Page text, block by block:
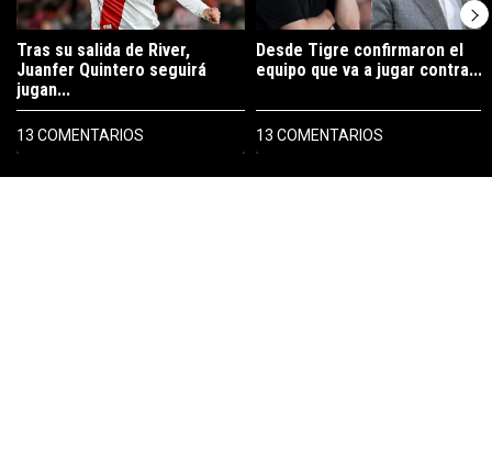
PUBLICIDAD
Tras su salida de River,
Juanfer Quintero seguirá
jugan...
13 COMENTARIOS
Desde Tigre confirmaron el
equipo que va a jugar contra...
13 COMENTARIOS